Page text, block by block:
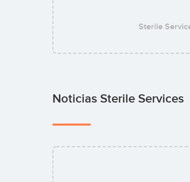
Sterile
Noticias Sterile Services